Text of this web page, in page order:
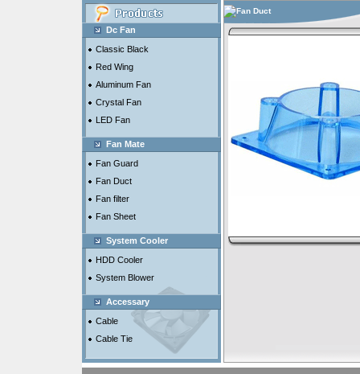
Dc Fan
Classic Black
Red Wing
Aluminum Fan
Crystal Fan
LED Fan
Fan Mate
Fan Guard
Fan Duct
Fan filter
Fan Sheet
System Cooler
HDD Cooler
System Blower
Accessary
Cable
Cable Tie
Fan Duct